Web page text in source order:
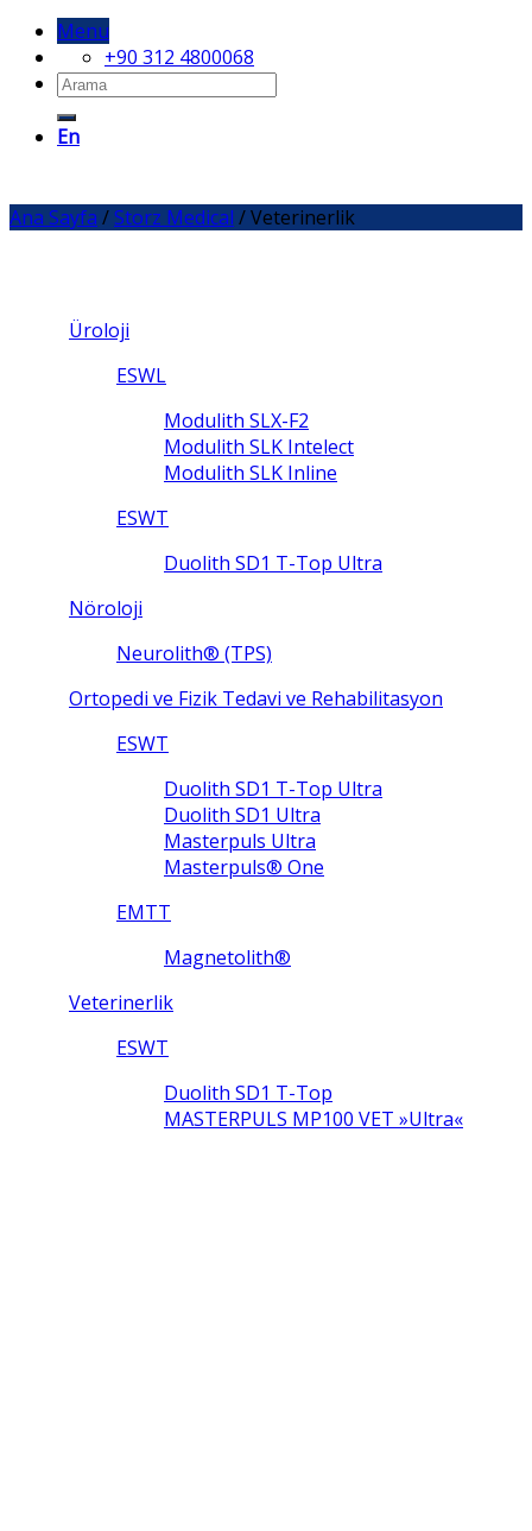
Menu
+90 312 4800068
En
Ana Sayfa /Storz Medical /Veterinerlik
Üroloji
ESWL
Modulith SLX-F2
Modulith SLK Intelect
Modulith SLK Inline
ESWT
Duolith SD1 T-Top Ultra
Nöroloji
Neurolith® (TPS)
Ortopedi ve Fizik Tedavi ve Rehabilitasyon
ESWT
Duolith SD1 T-Top Ultra
Duolith SD1 Ultra
Masterpuls Ultra
Masterpuls® One
EMTT
Magnetolith®
Veterinerlik
ESWT
Duolith SD1 T-Top
MASTERPULS MP100 VET »ultra«